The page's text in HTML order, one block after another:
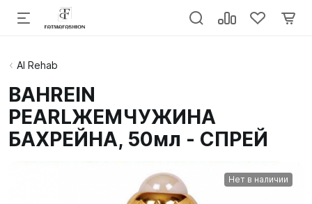
Al Rehab
BAHREIN
PEARLЖЕМЧУЖИНА
БАХРЕЙНА, 50мл - СПРЕЙ
Нет в наличии